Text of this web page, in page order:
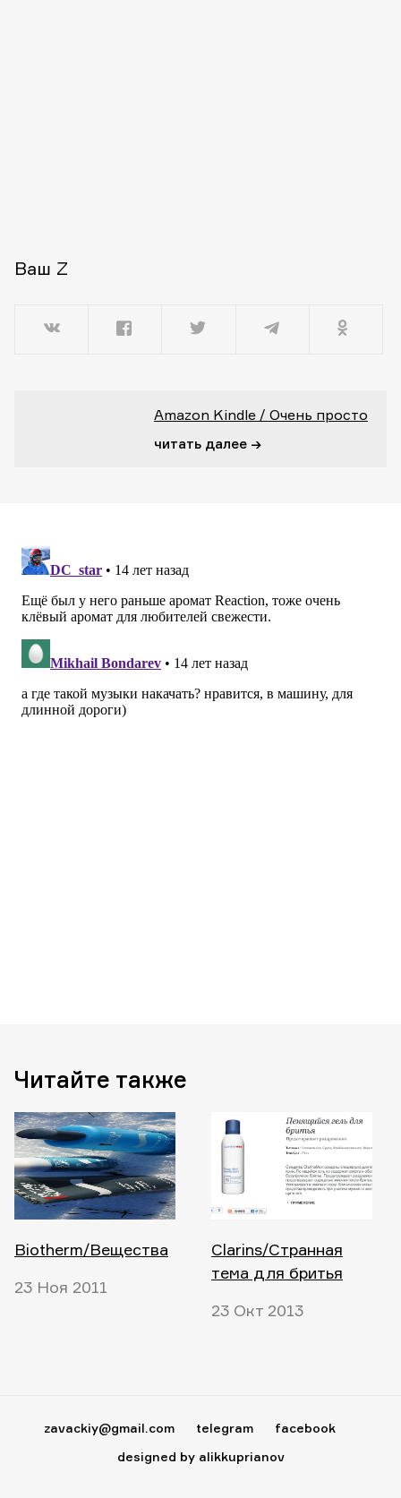
Ваш Z
Amazon Kindle / Очень просто
читать далее →
Читайте также
Biotherm/Вещества
23 Ноя 2011
Clarins/Странная
тема для бритья
23 Окт 2013
zavackiy@gmail.com telegram
facebook
designed by alikkuprianov